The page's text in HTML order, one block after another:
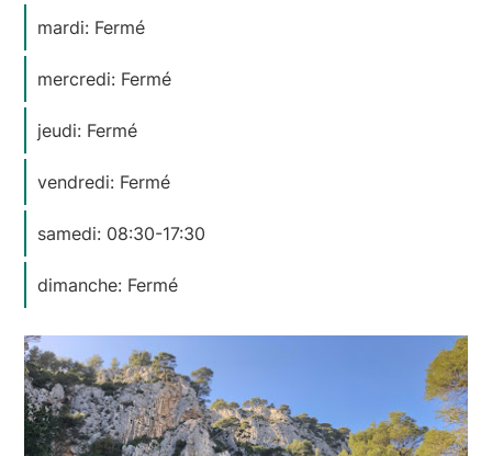
mardi: Fermé
mercredi: Fermé
jeudi: Fermé
vendredi: Fermé
samedi: 08:30-17:30
dimanche: Fermé